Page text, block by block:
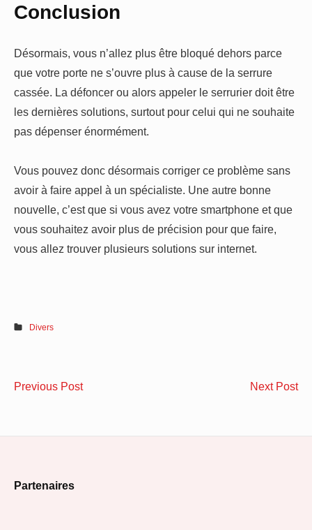
Conclusion
Désormais, vous n’allez plus être bloqué dehors parce
que votre porte ne s’ouvre plus à cause de la serrure
cassée. La défoncer ou alors appeler le serrurier doit être
les dernières solutions, surtout pour celui qui ne souhaite
pas dépenser énormément.
Vous pouvez donc désormais corriger ce problème sans
avoir à faire appel à un spécialiste. Une autre bonne
nouvelle, c’est que si vous avez votre smartphone et que
vous souhaitez avoir plus de précision pour que faire,
vous allez trouver plusieurs solutions sur internet.
Divers
Navigation
Previous PostLes
Next Post
Partenaires